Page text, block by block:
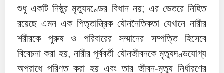
শুধু একটি নিষ্ঠুর মৃত্যুদণ্ডের বিধান নয়; এর ভেতরে নিহিত
রয়েছে এমন এক পিতৃতান্ত্রিক যৌননৈতিকতা যেখানে নারীর
শরীরকে পুরুষ ও পরিবারের সম্মানের সম্পত্তি হিসেবে
বিবেচনা করা হয়, নারীর পূর্ববর্তী যৌনজীবনকে মৃত্যুদণ্ডযোগ্য
অপরাধে পরিণত করা হয় এবং তার জীবন-মৃত্যু নির্ধারণের